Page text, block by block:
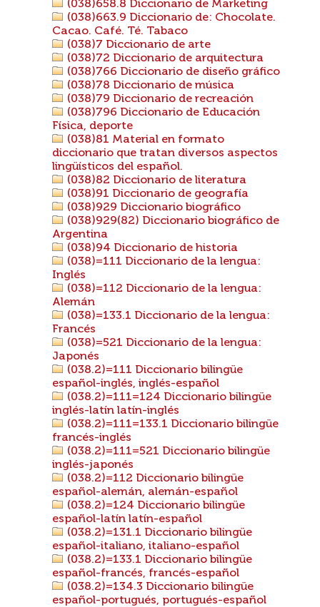
(038)658.8 Diccionario de Marketing
(038)663.9 Diccionario de: Chocolate.
Cacao. Café. Té. Tabaco
(038)7 Diccionario de arte
(038)72 Diccionario de arquitectura
(038)766 Diccionario de diseño gráfico
(038)78 Diccionario de música
(038)79 Diccionario de recreación
(038)796 Diccionario de Educación
Física, deporte
(038)81 Material en formato
diccionario que tratan diversos aspectos
lingüísticos del español.
(038)82 Diccionario de literatura
(038)91 Diccionario de geografía
(038)929 Diccionario biográfico
(038)929(82) Diccionario biográfico de
Argentina
(038)94 Diccionario de historia
(038)=111 Diccionario de la lengua:
Inglés
(038)=112 Diccionario de la lengua:
Alemán
(038)=133.1 Diccionario de la lengua:
Francés
(038)=521 Diccionario de la lengua:
Japonés
(038.2)=111 Diccionario bilingüe
español-inglés, inglés-español
(038.2)=111=124 Diccionario bilingüe
inglés-latín latín-inglés
(038.2)=111=133.1 Diccionario bilingüe
francés-inglés
(038.2)=111=521 Diccionario bilingüe
inglés-japonés
(038.2)=112 Diccionario bilingüe
español-alemán, alemán-español
(038.2)=124 Diccionario bilingüe
español-latín latín-español
(038.2)=131.1 Diccionario bilingüe
español-italiano, italiano-español
(038.2)=133.1 Diccionario bilingüe
español-francés, francés-español
(038.2)=134.3 Diccionario bilingüe
español-portugués, portugués-español